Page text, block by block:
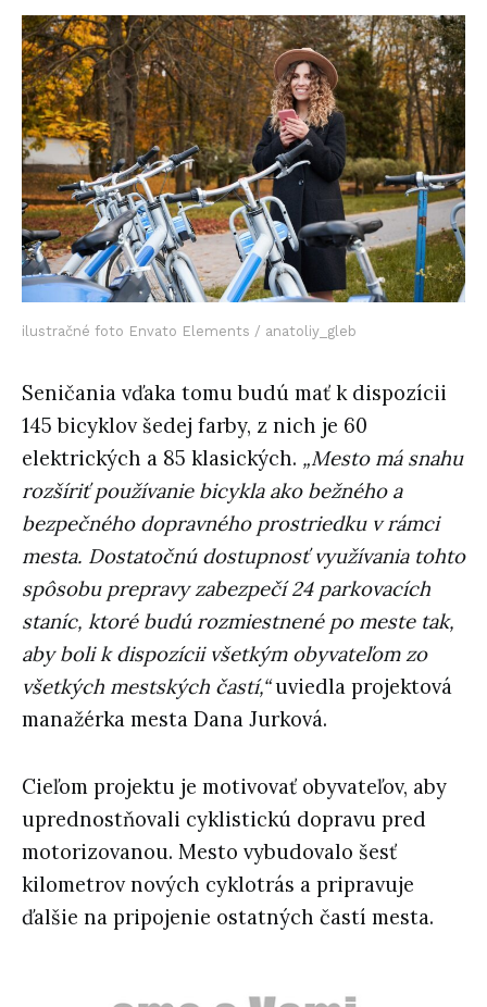
ilustračné foto Envato Elements / anatoliy_gleb
Seničania vďaka tomu budú mať k dispozícii
145 bicyklov šedej farby, z nich je 60
elektrických a 85 klasických. „Mesto má snahu
rozšíriť používanie bicykla ako bežného a
bezpečného dopravného prostriedku v rámci
mesta. Dostatočnú dostupnosť využívania tohto
spôsobu prepravy zabezpečí 24 parkovacích
staníc, ktoré budú rozmiestnené po meste tak,
aby boli k dispozícii všetkým obyvateľom zo
všetkých mestských častí,“uviedla projektová
manažérka mesta Dana Jurková.
Cieľom projektu je motivovať obyvateľov, aby
uprednostňovali cyklistickú dopravu pred
motorizovanou. Mesto vybudovalo šesť
kilometrov nových cyklotrás a pripravuje
ďalšie na pripojenie ostatných častí mesta.